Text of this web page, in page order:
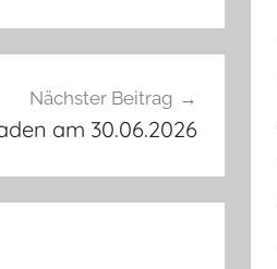
Nächster Beitrag
am 30.06.2026